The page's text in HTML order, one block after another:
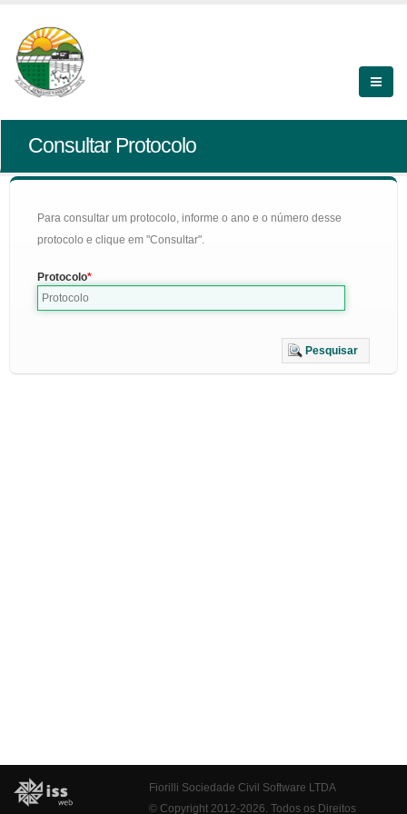
Consultar Protocolo
Para consultar um protocolo, informe o ano e o número desse
protocolo e clique em "Consultar".
Protocolo
Pesquisar
Fiorilli Sociedade Civil Software LTDA
© Copyright 2012-2026. Todos os Direitos